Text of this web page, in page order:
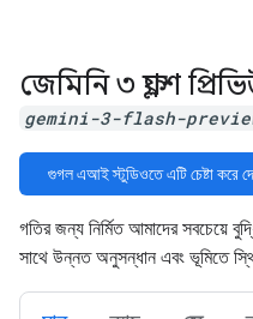
জেমিনি ৩ ফ্ল্যাশ
gemini-3-flash-
গুগল এআই স্টুডিওতে এটি চেষ্টা করে
গতির জন্য নির্মিত আমাদের সবচেয়ে
সাথে উন্নত অনুসন্ধান এবং ভূমিতে